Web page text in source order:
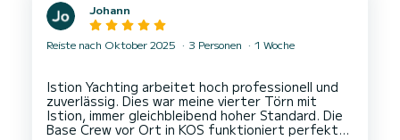
Johann
Reiste nach Oktober 2025 3 Personen 1 Woche
Istion Yachting arbeitet hoch professionell und
zuverlässig. Dies war meine vierter Törn mit
Istion, immer gleichbleibend hoher Standard. Die
Base Crew vor Ort in KOS funktioniert perfekt